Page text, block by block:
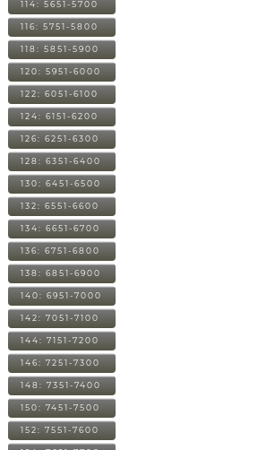
114: 5651-5700
116: 5751-5800
118: 5851-5900
120: 5951-6000
122: 6051-6100
124: 6151-6200
126: 6251-6300
128: 6351-6400
130: 6451-6500
132: 6551-6600
134: 6651-6700
136: 6751-6800
138: 6851-6900
140: 6951-7000
142: 7051-7100
144: 7151-7200
146: 7251-7300
148: 7351-7400
150: 7451-7500
152: 7551-7600